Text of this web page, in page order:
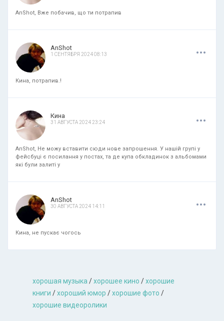
AnShot, Вже побачив, що ти потрапив
AnShot
1 СЕНТЯБРЯ 2024 08:13 ...
Кина, потрапив.!
Кина
31 АВГУСТА 2024 23:24 ...
AnShot, Не можу вставити сюди нове запрошення. У нашій групі у
фейсбуці є посилання у постах, та де купа обкладинок з альбомами
які були залиті у
AnShot
30 АВГУСТА 2024 14:11 ...
Кина, не пускає чогось
хорошая музыкa /хорошее кино /хорошие
книги /хороший юмор /хорошие фото /
хорошие видеоролики